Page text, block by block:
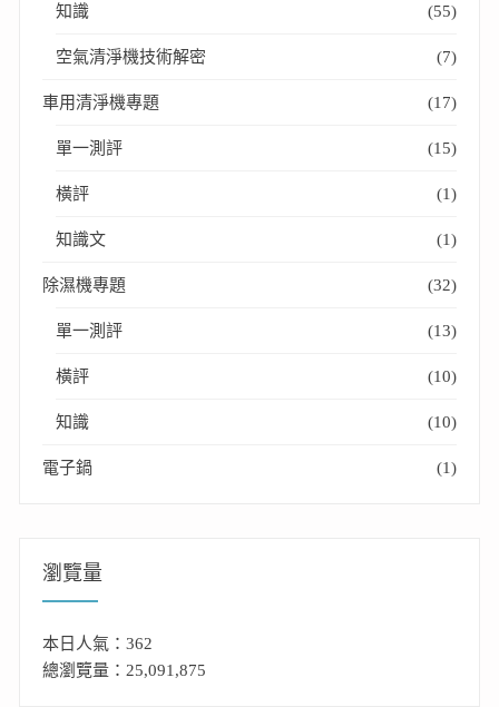
知識 (55)
空氣清淨機技術解密 (7)
車用清淨機專題 (17)
單一測評 (15)
橫評 (1)
知識文 (1)
除濕機專題 (32)
單一測評 (13)
橫評 (10)
知識 (10)
電子鍋 (1)
瀏覽量
本日人氣：362
總瀏覽量：25,091,875